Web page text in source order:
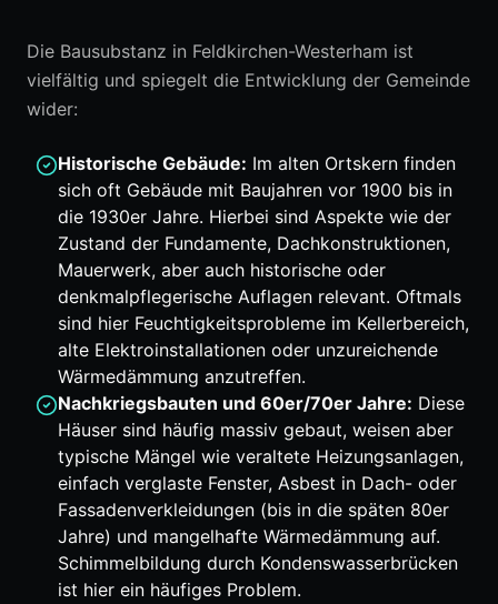
Die Bausubstanz in Feldkirchen-Westerham ist
vielfältig und spiegelt die Entwicklung der Gemeinde
wider:
Historische Gebäude: Im alten Ortskern finden
sich oft Gebäude mit Baujahren vor 1900 bis in
die 1930er Jahre. Hierbei sind Aspekte wie der
Zustand der Fundamente, Dachkonstruktionen,
Mauerwerk, aber auch historische oder
denkmalpflegerische Auflagen relevant. Oftmals
sind hier Feuchtigkeitsprobleme im Kellerbereich,
alte Elektroinstallationen oder unzureichende
Wärmedämmung anzutreffen.
Nachkriegsbauten und 60er/70er Jahre: Diese
Häuser sind häufig massiv gebaut, weisen aber
typische Mängel wie veraltete Heizungsanlagen,
einfach verglaste Fenster, Asbest in Dach- oder
Fassadenverkleidungen (bis in die späten 80er
Jahre) und mangelhafte Wärmedämmung auf.
Schimmelbildung durch Kondenswasserbrücken
ist hier ein häufiges Problem.